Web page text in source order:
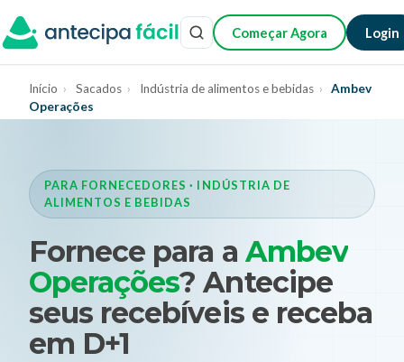
Começar Agora Login
Início › Sacados › Indústria de alimentos e bebidas ›
Ambev
Operações
PARA FORNECEDORES · INDÚSTRIA DE
ALIMENTOS E BEBIDAS
Fornece para a Ambev
Operações? Antecipe
seus recebíveis e receba
em D+1